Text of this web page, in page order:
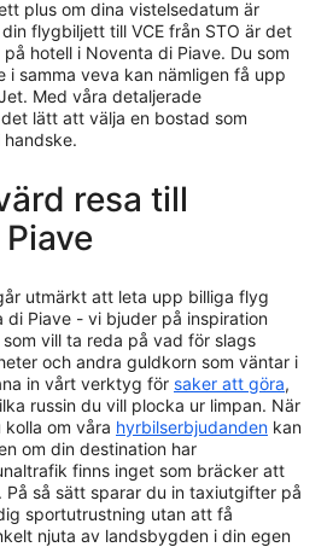
plus om dina vistelsedatum är
flygbiljett till VCE från STO är det
hotell i Noventa di Piave. Du som
i samma veva kan nämligen få upp
Med våra detaljerade
lätt att välja en bostad som
resa till
utmärkt att leta upp billiga flyg
di Piave - vi bjuder på inspiration
vill ta reda på vad för slags
och andra guldkorn som väntar i
in vårt verktyg för saker att göra,
russin du vill plocka ur limpan. När
om våra hyrbilserbjudanden kan
om din destination har
finns inget som bräcker att
På så sätt sparar du in taxiutgifter på
sportutrustning utan att få
njuta av landsbygden i din egen